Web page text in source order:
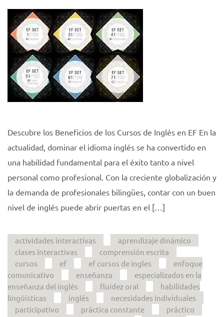
Descubre los Beneficios de los Cursos de Inglés en EF En la
actualidad, dominar el idioma inglés se ha convertido en
una habilidad fundamental para el éxito tanto a nivel
personal como profesional. Con la creciente globalización y
la demanda de profesionales bilingües, contar con un buen
nivel de inglés puede abrir puertas en el […]
actividades interactivas
aprendizaje dinámico
clases interactivas
comprensión escrita
cursos
ef ef cursos de ingles
enfoque
comunicativo
enseñanza
especializados en la
enseñanza del inglés
fluidez oral
habilidades
lingüísticas
inglés
necesidades individuales
participativo
práctica constante
práctico